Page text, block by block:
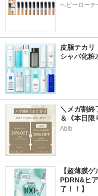
ヘビーローテ
皮脂テカリ
シャバ化粧
＼メガ割終
＆《本日
Abib
【超薄膜
PDRN&ヒ
了！！】